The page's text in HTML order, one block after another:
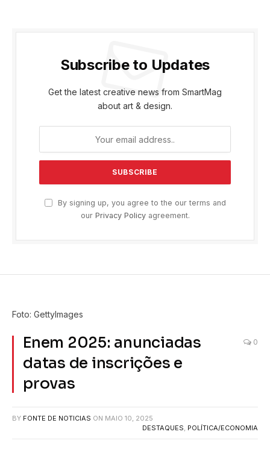
Subscribe to Updates
Get the latest creative news from SmartMag
about art & design.
By signing up, you agree to the our terms and
our Privacy Policyagreement.
Foto: GettyImages
Enem 2025: anunciadas
datas de inscrições e
provas
0
BY FONTE DE NOTICIAS ON MAIO 10, 2025
DESTAQUES, POLÍTICA/ECONOMIA